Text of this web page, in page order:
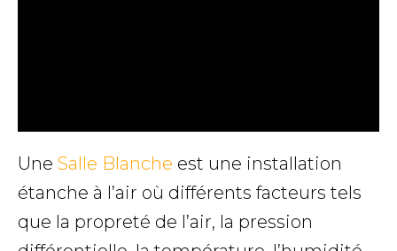
Une Salle Blanche est une installation
étanche à l’air où différents facteurs tels
que la propreté de l’air, la pression